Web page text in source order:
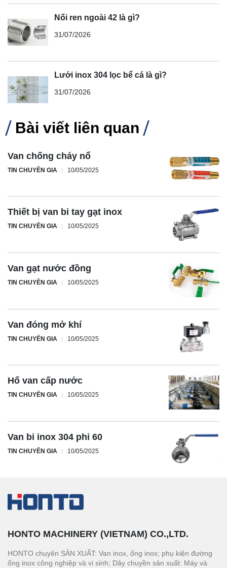
Nối ren ngoài 42 là gì?
31/07/2026
Lưới inox 304 lọc bể cá là gì?
31/07/2026
Bài viết liên quan
Van chống cháy nổ
TIN CHUYÊN GIA 10/05/2025
Thiết bị van bi tay gạt inox
TIN CHUYÊN GIA 10/05/2025
Van gạt nước đồng
TIN CHUYÊN GIA 10/05/2025
Van đóng mở khí
TIN CHUYÊN GIA 10/05/2025
Hố van cấp nước
TIN CHUYÊN GIA 10/05/2025
Van bi inox 304 phi 60
TIN CHUYÊN GIA 10/05/2025
HONTO MACHINERY (VIETNAM) CO.,LTD.
HONTO chuyên SẢN XUẤT: Van inox, ống inox; phụ kiện đường
ống inox công nghiệp và vi sinh; Dây chuyền sản xuất: Máy và